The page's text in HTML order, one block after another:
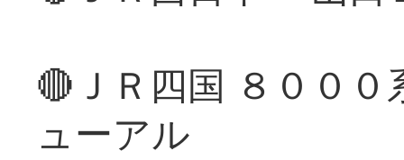
🔴ＪＲ四国 ８００
ューアル